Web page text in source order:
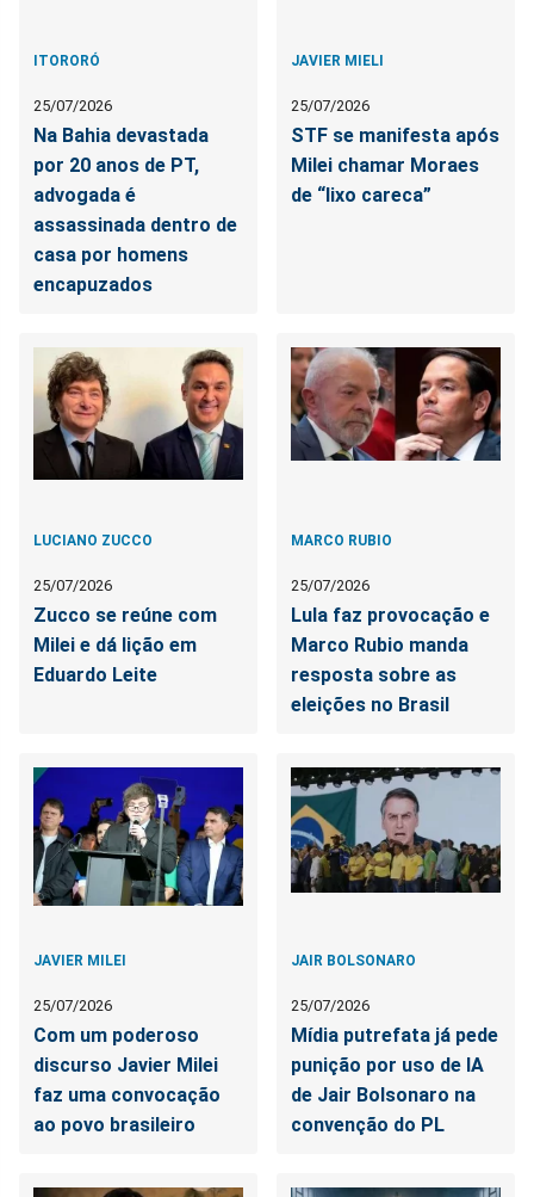
ITORORÓ
25/07/2026
Na Bahia devastada
por 20 anos de PT,
advogada é
assassinada dentro de
casa por homens
encapuzados
JAVIER MIELI
25/07/2026
STF se manifesta após
Milei chamar Moraes
de “lixo careca”
LUCIANO ZUCCO
25/07/2026
Zucco se reúne com
Milei e dá lição em
Eduardo Leite
MARCO RUBIO
25/07/2026
Lula faz provocação e
Marco Rubio manda
resposta sobre as
eleições no Brasil
JAVIER MILEI
25/07/2026
Com um poderoso
discurso Javier Milei
faz uma convocação
ao povo brasileiro
JAIR BOLSONARO
25/07/2026
Mídia putrefata já pede
punição por uso de IA
de Jair Bolsonaro na
convenção do PL